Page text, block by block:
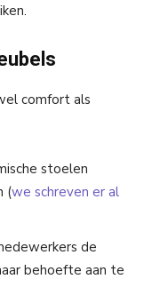
comfort als
stoelen
(we schreven er al
de
behoefte aan te